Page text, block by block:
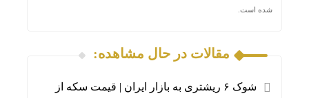
شده است.
مقالات در حال مشاهده:
شوک ۶ ریشتری به بازار ایران | قیمت سکه از